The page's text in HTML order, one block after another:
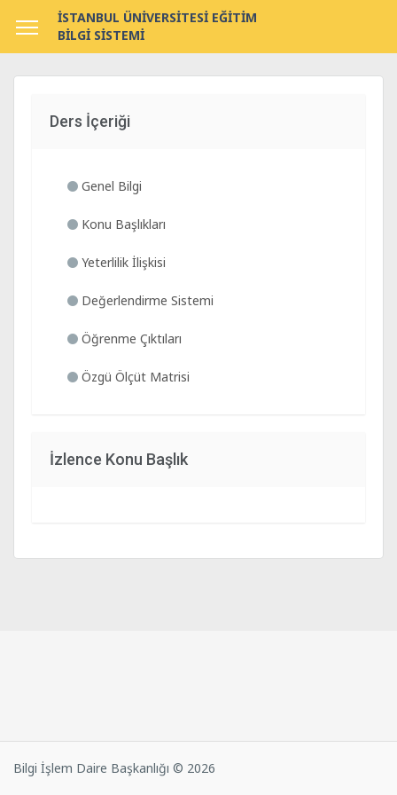
İSTANBUL ÜNİVERSİTESİ EĞİTİM
BİLGİ SİSTEMİ
Ders İçeriği
Genel Bilgi
Konu Başlıkları
Yeterlilik İlişkisi
Değerlendirme Sistemi
Öğrenme Çıktıları
Özgü Ölçüt Matrisi
İzlence Konu Başlık
Bilgi İşlem Daire Başkanlığı © 2026